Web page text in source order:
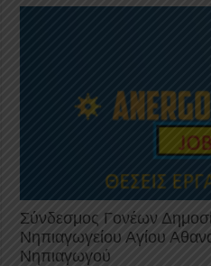
Σύνδεσμος Γονέων
Νηπιαγωγείου Αγίου
Νηπιαγωγού